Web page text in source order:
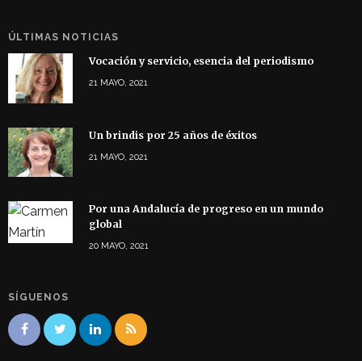
ÚLTIMAS NOTICIAS
Vocación y servicio, esencia del periodismo
21 MAYO, 2021
Un brindis por 25 años de éxitos
21 MAYO, 2021
Por una Andalucía de progreso en un mundo
global
20 MAYO, 2021
SÍGUENOS